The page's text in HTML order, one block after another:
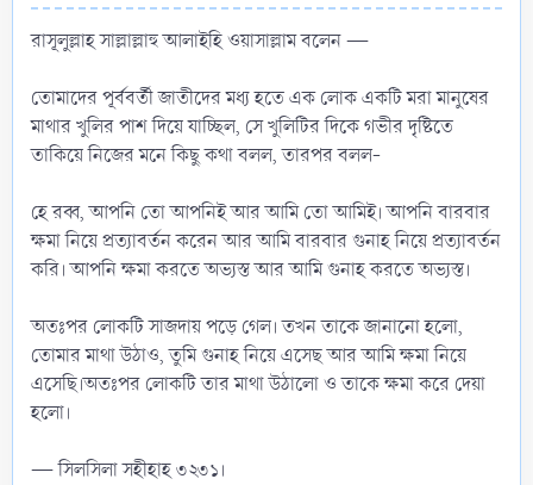
রাসূলুল্লাহ সাল্লাল্লাহু আলাইহি ওয়াসাল্লাম বলেন —
তোমাদের পূর্ববর্তী জাতীদের মধ্য হতে এক লোক একটি মরা মানুষের
মাথার খুলির পাশ দিয়ে যাচ্ছিল, সে খুলিটির দিকে গভীর দৃষ্টিতে
তাকিয়ে নিজের মনে কিছু কথা বলল, তারপর বলল-
হে রব্ব, আপনি তো আপনিই আর আমি তো আমিই। আপনি বারবার
ক্ষমা নিয়ে প্রত্যাবর্তন করেন আর আমি বারবার গুনাহ নিয়ে প্রত্যাবর্তন
করি। আপনি ক্ষমা করতে অভ্যস্ত আর আমি গুনাহ করতে অভ্যস্ত।
অতঃপর লোকটি সাজদায় পড়ে গেল। তখন তাকে জানানো হলো,
তোমার মাথা উঠাও, তুমি গুনাহ নিয়ে এসেছ আর আমি ক্ষমা নিয়ে
এসেছি।অতঃপর লোকটি তার মাথা উঠালো ও তাকে ক্ষমা করে দেয়া
হলো।
— সিলসিলা সহীহাহ ৩২৩১।